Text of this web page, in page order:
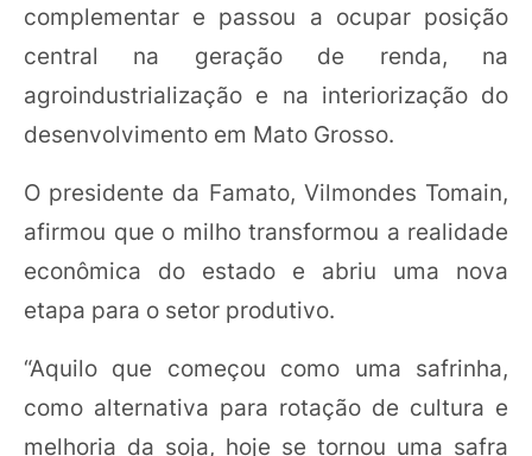
complementar e passou a ocupar posição
central na geração de renda, na
agroindustrialização e na interiorização do
desenvolvimento em Mato Grosso.
O presidente da Famato, Vilmondes Tomain,
afirmou que o milho transformou a realidade
econômica do estado e abriu uma nova
etapa para o setor produtivo.
“Aquilo que começou como uma safrinha,
como alternativa para rotação de cultura e
melhoria da soja, hoje se tornou uma safra